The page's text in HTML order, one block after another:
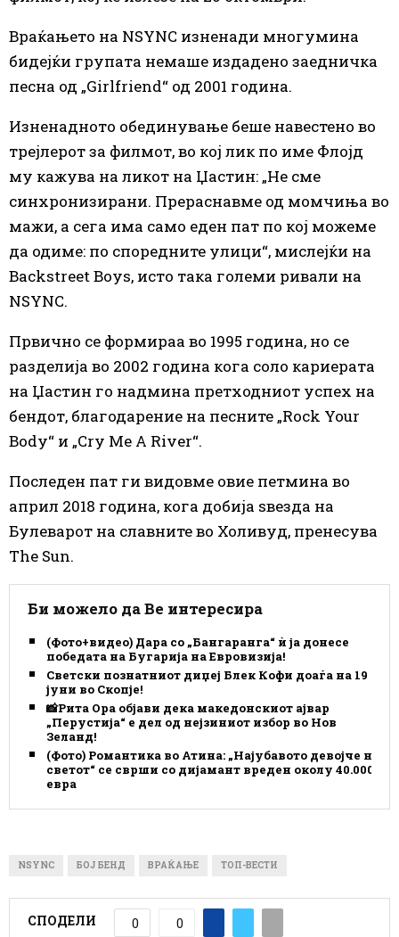
Враќањето на NSYNC изненади многумина
бидејќи групата немаше издадено заедничка
песна од „Girlfriend“ од 2001 година.
Изненадното обединување беше навестено во
трејлерот за филмот, во кој лик по име Флојд
му кажува на ликот на Џастин: „Не сме
синхронизирани. Прераснавме од момчиња во
мажи, а сега има само еден пат по кој можеме
да одиме: по споредните улици“, мислејќи на
Backstreet Boys, исто така големи ривали на
NSYNC.
Првично се формираа во 1995 година, но се
разделија во 2002 година кога соло кариерата
на Џастин го надмина претходниот успех на
бендот, благодарение на песните „Rock Your
Body“ и „Cry Me A River“.
Последен пат ги видовме овие петмина во
април 2018 година, кога добија ѕвезда на
Булеварот на славните во Холивуд, пренесува
The Sun.
Би можело да Ве интересира
(Фото+видео) Дара со „Бангаранга“ ѝ ја донесе
победата на Бугарија на Евровизија!
Светски познатниот диџеј Блек Кофи доаѓа на 19
јуни во Скопје!
📸Рита Ора објави дека македонскиот ајвар
„Перустија“ е дел од нејзиниот избор во Нов
Зеланд!
(Фото) Романтика во Атина: „Најубавото девојче на
светот“ се сврши со дијамант вреден околу 40.000
евра
NSYNC БОЈ БЕНД ВРАЌАЊЕ ТОП-ВЕСТИ
СПОДЕЛИ 0 0